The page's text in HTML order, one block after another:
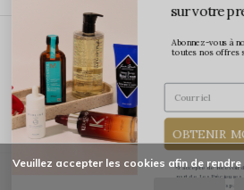
ÉCRIVEZ-NOUS
Veuillez accepter les cookies afin de
sur votre
Abonnez-vous à
toutes nos offres
OBTENIR
*J'accepte de recevoir
part de Les
vous sera transmis